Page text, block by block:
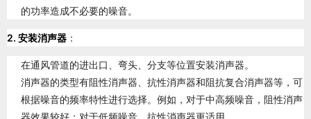
的功率造成不必要的噪音。
2. 安装消声器 ：
在通风管道的进出口、弯头、分支等位置安装消声器。
消声器的类型有阻性消声器、抗性消声器和阻抗复合消声器等，可
根据噪音的频率特性进行选择。例如，对于中高频噪音，阻性消声
器效果较好；对于低频噪音，抗性消声器更适用。